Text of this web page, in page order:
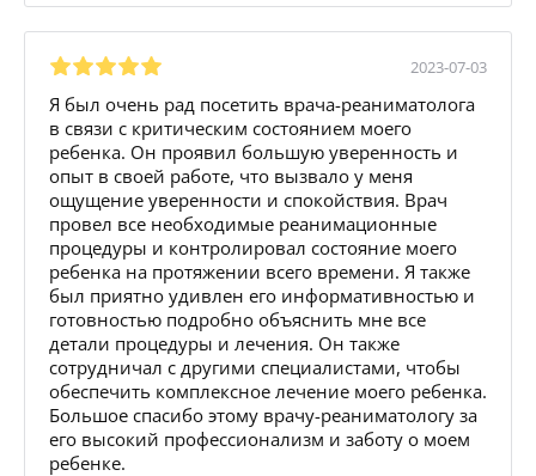
2023-07-03
Я был очень рад посетить врача-реаниматолога
в связи с критическим состоянием моего
ребенка. Он проявил большую уверенность и
опыт в своей работе, что вызвало у меня
ощущение уверенности и спокойствия. Врач
провел все необходимые реанимационные
процедуры и контролировал состояние моего
ребенка на протяжении всего времени. Я также
был приятно удивлен его информативностью и
готовностью подробно объяснить мне все
детали процедуры и лечения. Он также
сотрудничал с другими специалистами, чтобы
обеспечить комплексное лечение моего ребенка.
Большое спасибо этому врачу-реаниматологу за
его высокий профессионализм и заботу о моем
ребенке.